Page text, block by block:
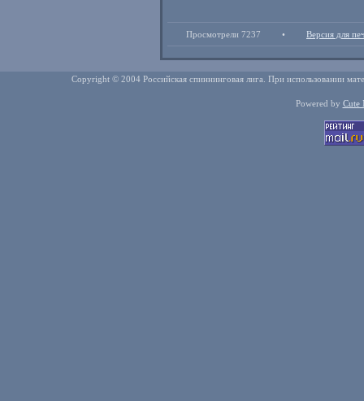
Просмотрели 7237 • Версия для
Copyright © 2004 Российская спиннинговая лига. При использовании
Powered by Cute